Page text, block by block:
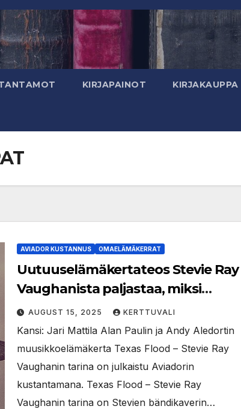
KIRJAPAINOT KIRJAKAUPPA
AVIADOR KUSTANNUS OMAELÄMÄKERRAT
Uutuuselämäkertateos Stevie Ray
Vaughanista paljastaa, miksi
muusikko jättäytyi pois David
Bowien kiertueelta
AUGUST 15, 2025 KERTTUVALI
Kansi: Jari Mattila Alan Paulin ja Andy Aledortin
muusikkoelämäkerta Texas Flood – Stevie Ray
Vaughanin tarina on julkaistu Aviadorin
kustantamana. Texas Flood – Stevie Ray
Vaughanin tarina on Stevien bändikaverin…